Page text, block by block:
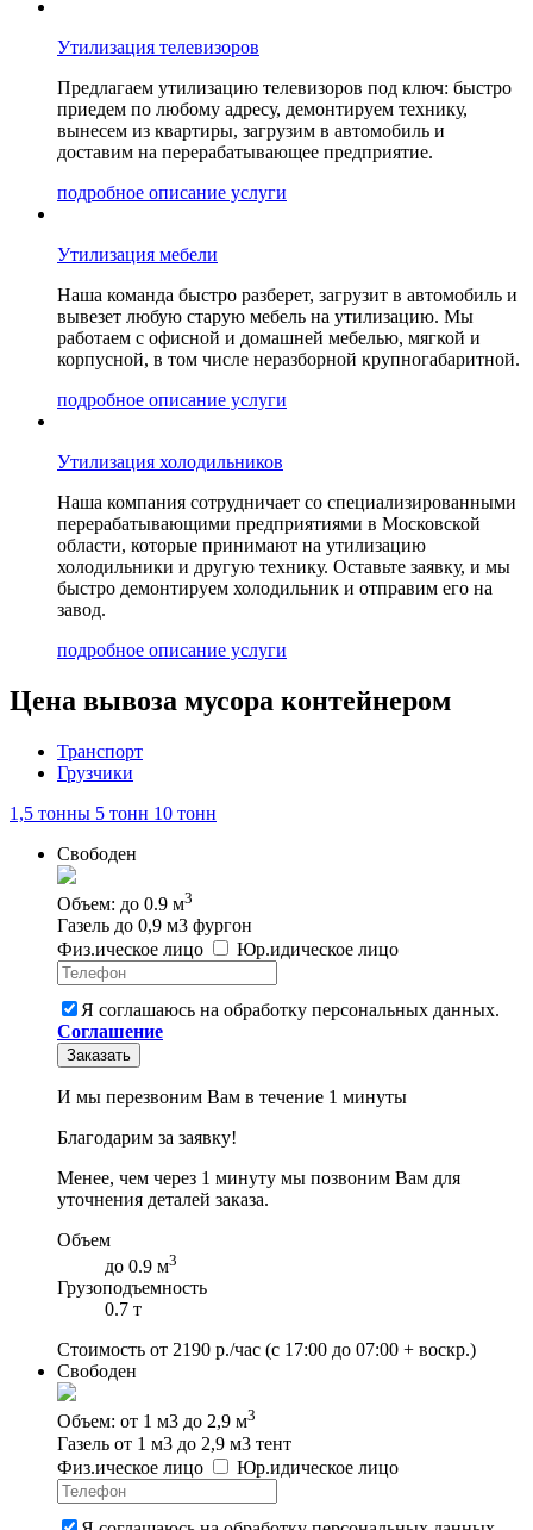
Утилизация телевизоров
Предлагаем утилизацию телевизоров под ключ: быстро
приедем по любому адресу, демонтируем технику,
вынесем из квартиры, загрузим в автомобиль и
доставим на перерабатывающее предприятие.
подробное описание услуги
Утилизация мебели
Наша команда быстро разберет, загрузит в автомобиль и
вывезет любую старую мебель на утилизацию. Мы
работаем с офисной и домашней мебелью, мягкой и
корпусной, в том числе неразборной крупногабаритной.
подробное описание услуги
Утилизация холодильников
Наша компания сотрудничает со специализированными
перерабатывающими предприятиями в Московской
области, которые принимают на утилизацию
холодильники и другую технику. Оставьте заявку, и мы
быстро демонтируем холодильник и отправим его на
завод.
подробное описание услуги
Цена вывоза мусора контейнером
Транспорт
Грузчики
1,5 тонны 5 тонн 10 тонн
Свободен
Объем: до 0.9 м3
Газель до 0,9 м3 фургон
Физ.ическое лицо Юр.идическое лицо
Я соглашаюсь на обработку персональных данных.
Соглашение
Заказать
И мы перезвоним Вам в течение 1 минуты
Благодарим за заявку!
Менее, чем через 1 минуту мы позвоним Вам для
уточнения деталей заказа.
Объем
до 0.9 м3
Грузоподъемность
0.7 т
Стоимость от 2190 р./час (с 17:00 до 07:00 + воскр.)
Свободен
Объем: от 1 м3 до 2,9 м3
Газель от 1 м3 до 2,9 м3 тент
Физ.ическое лицо Юр.идическое лицо